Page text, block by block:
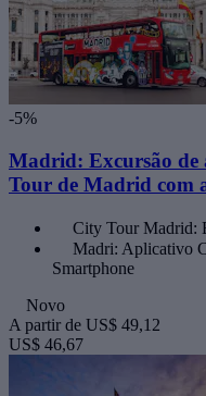
-5%
Madrid: Excursão de
Tour de Madrid com
City Tour Madrid:
Madri: Aplicativo
Smartphone
Novo
A partir de US$ 49,12
US$ 46,67